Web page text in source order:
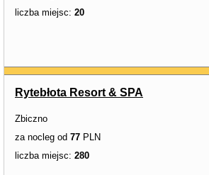
liczba miejsc: 20
Rytebłota Resort & SPA
Zbiczno
za nocleg od 77 PLN
liczba miejsc: 280